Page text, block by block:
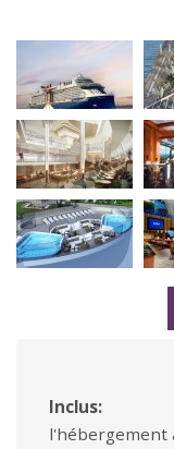
Inclus:
l'hébergement